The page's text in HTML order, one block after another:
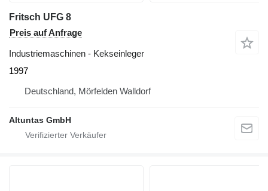
Fritsch UFG 8
Preis auf Anfrage
Industriemaschinen - Kekseinleger
1997
Deutschland, Mörfelden Walldorf
Altuntas GmbH